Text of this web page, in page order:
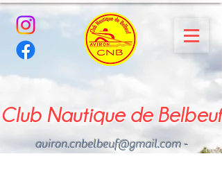
Club Nautique de Belbeuf
aviron.cnbelbeuf@gmail.com-